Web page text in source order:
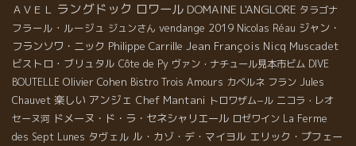
ＡＶＥＬ ラングドック ロワール DOMAINE L'ANGLORE タラゴナ
フラール・ルージュ ジュンさん vendange 2019 Nicolas Réau ジャン・
フランソワ・ニック Philippe Carrille Jean François Nicq Muscadet
ビストロ・ブリュタル Côte de Py ヴァン・ナチュール見本市ビム DIVE
BOUTELLE Olivier Cohen Bistro Trois Amours カベルネ フラン Jules
Chauvet 楽しい アンジェ Chef Mantani トロワザム−ル ニコラ・レオ
セーヌ河 ドメーヌ・ド・ラ・セネシャリエール ロゼワイン La Ferme
des Sept Lunes タヴェル ル・カゾ・デ・マイヨル エリック・プフェー